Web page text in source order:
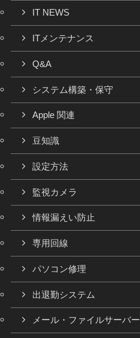
IT NEWS
ITメンテナンス
Q&A
システム構築・保守
Apple 関連
豆知識
設定方法
監視カメラ
情報漏えい防止
専用回線
パソコン修理
出退勤システム
メール・ファイルサーバー